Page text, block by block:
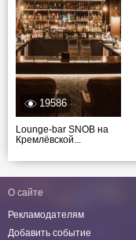
19586
Lounge-bar SNOB на
Кремлёвской...
О сайте
Рекламодателям
Добавить событие